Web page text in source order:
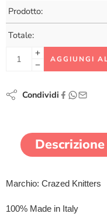
Prodotto:
Totale:
AGGIUNGI
Condividi
Descrizione
Marchio: Crazed Knitters
100% Made in Italy